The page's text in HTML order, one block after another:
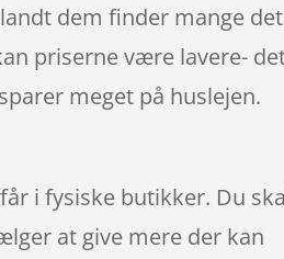
dem finder mange
priserne være lavere-
meget på huslejen.
i fysiske butikker. Du
at give mere der kan